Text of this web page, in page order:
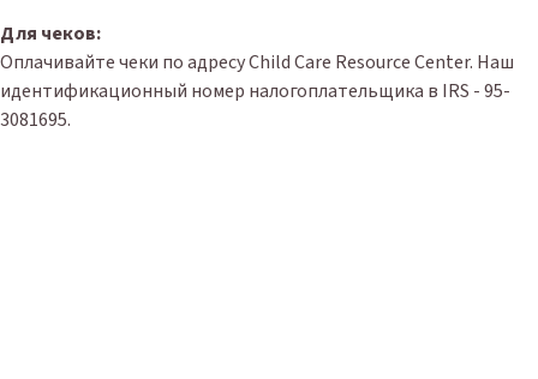
Для чеков:
Оплачивайте чеки по адресу Child Care Resource Center. Наш
идентификационный номер налогоплательщика в IRS - 95-
3081695.